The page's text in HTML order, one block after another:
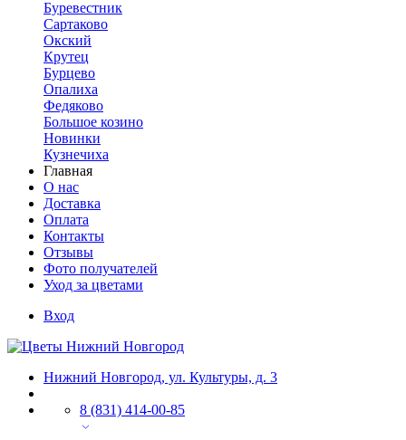
Буревестник
Сартаково
Окский
Крутец
Бурцево
Опалиха
Федяково
Большое козино
Новинки
Кузнечиха
Главная
О нас
Доставка
Оплата
Контакты
Отзывы
Фото получателей
Уход за цветами
Вход
Нижний Новгород, ул. Культуры, д. 3
8 (831) 414-00-85